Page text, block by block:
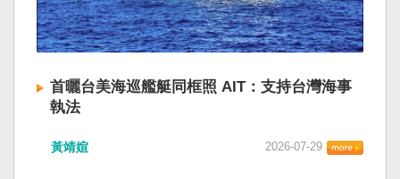
首曬台美海巡艦艇同框照 AIT：支持台灣海事
執法
黃靖媗 2026-07-29